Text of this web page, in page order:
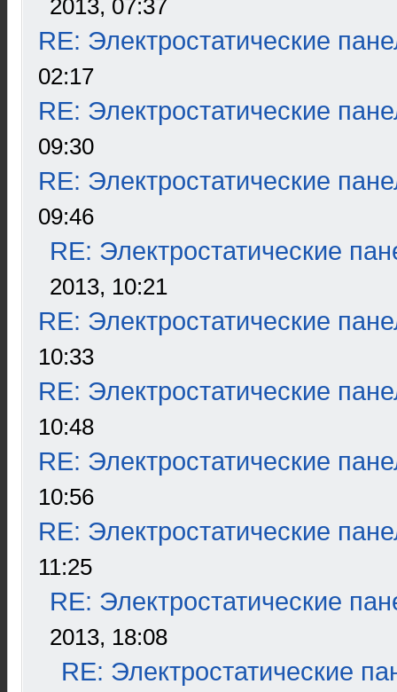
2013, 07:37
RE: Электростатические
02:17
RE: Электростатические
09:30
RE: Электростатические
09:46
RE: Электростатические
2013, 10:21
RE: Электростатические
10:33
RE: Электростатические
10:48
RE: Электростатические
10:56
RE: Электростатические
11:25
RE: Электростатические
2013, 18:08
RE: Электростатические